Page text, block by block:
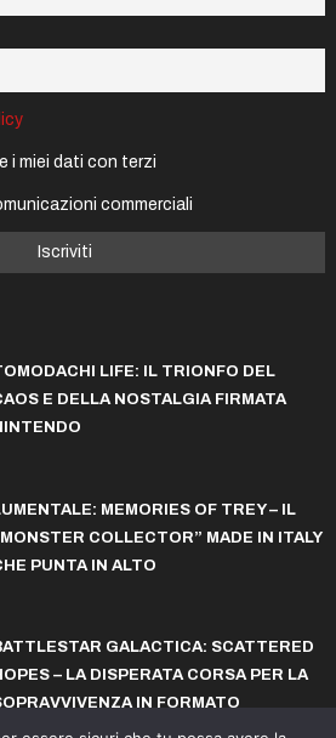
i miei dati con terzi
commerciali
LIFE: IL TRIONFO DEL
E DELLA NOSTALGIA FIRMATA
MEMORIES OF TREY – IL
COLLECTOR” MADE IN ITALY
PUNTA IN ALTO
GALACTICA: SCATTERED
– LA DISPERATA CORSA PER LA
IN FORMATO
ROGUELITE